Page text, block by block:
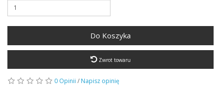
Do Koszyka
Zwrot towaru
0 Opinii / Napisz opinię